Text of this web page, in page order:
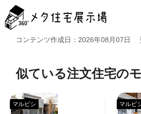
タ
住
コンテンツ作成日： 2026年08月07日
似ている注文住宅の
マルビシ マルビ